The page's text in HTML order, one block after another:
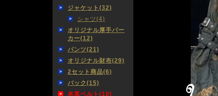
ジャケット(32)
シャツ(4)
オリジナル厚手パー
カー(12)
パンツ(21)
オリジナル財布(29)
2セット商品(6)
バック(15)
本革ベルト(10)